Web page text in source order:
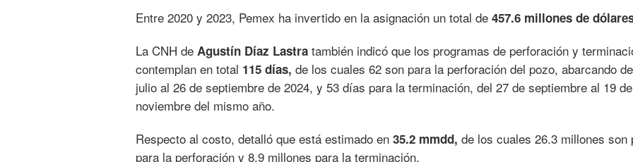
Entre 2020 y 2023, Pemex ha invertido en la asignación un total de 457.6 millones de
La CNH de Agustín Díaz Lastra también indicó que los programas de perforación y
contemplan en total 115 días, de los cuales 62 son para la perforación del pozo, abarcando
julio al 26 de septiembre de 2024, y 53 días para la terminación, del 27 de septiembre al 19 de
noviembre del mismo año.
Respecto al costo, detalló que está estimado en 35.2 mmdd, de los cuales 26.3 millones son
para la perforación y 8.9 millones para la terminación.